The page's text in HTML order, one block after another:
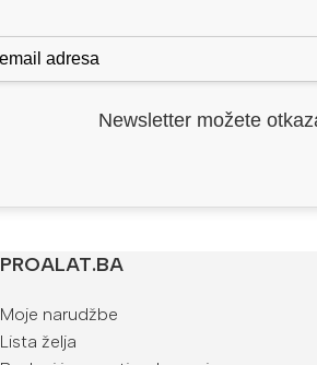
Newsletter možete
PROALAT.BA
Moje narudžbe
Lista želja